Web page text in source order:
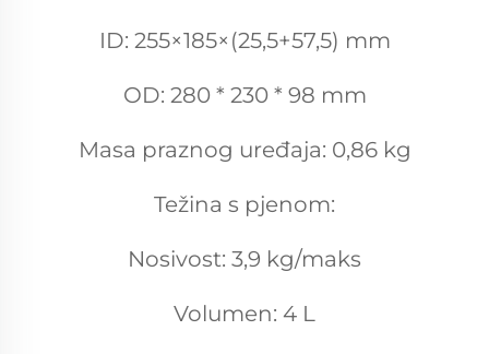
ID: 255×185×(25,5+57,5) mm
OD: 280 * 230 * 98 mm
Masa praznog uređaja: 0,86 kg
Težina s pjenom:
Nosivost: 3,9 kg/maks
Volumen: 4 L